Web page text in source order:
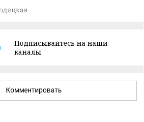
Подписывайтесь на наши
каналы
Комментировать